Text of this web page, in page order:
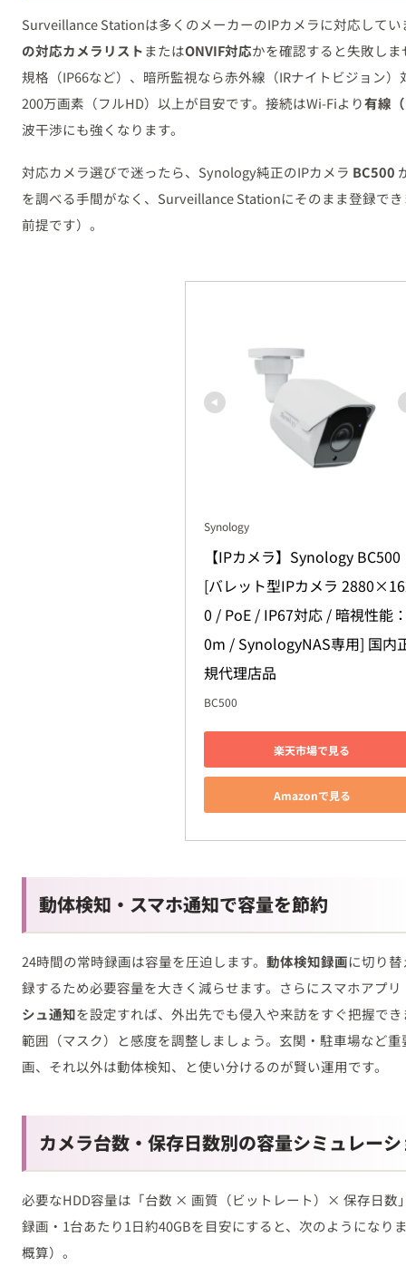
Surveillance Stationは多くのメーカーのIPカメラに対応して
の対応カメラリストまたはONVIF対応かを確認すると失敗し
規格（IP66など）、暗所監視なら赤外線（IRナイトビジョン
200万画素（フルHD）以上が目安です。接続はWi-Fiより有線
波干渉にも強くなります。
対応カメラ選びで迷ったら、Synology純正のIPカメラ BC500
を調べる手間がなく、Surveillance Stationにそのまま登録で
前提です）。
Synology
【IPカメラ】Synology BC500
[バレット型IPカメラ
0 / PoE / IP67対応 / 暗視性能
0m / SynologyNAS専用] 国内
規代理店品
BC500
楽天市場で見る
Amazonで見る
動体検知・スマホ通知で容量を節約
24時間の常時録画は容量を圧迫します。 動体検知録画に切り
録するため必要容量を大きく減らせます。さらにスマホアプリ
シュ通知を設定すれば、外出先でも侵入や来訪をすぐ把握で
範囲（マスク）と感度を調整しましょう。玄関・駐車場など
画、それ以外は動体検知、と使い分けるのが賢い運用です。
カメラ台数・保存日数別の容量シミュレー
必要なHDD容量は「台数 × 画質（ビットレート）× 保存日数
録画・1台あたり1日約40GBを目安にすると、次のようになり
概算）。